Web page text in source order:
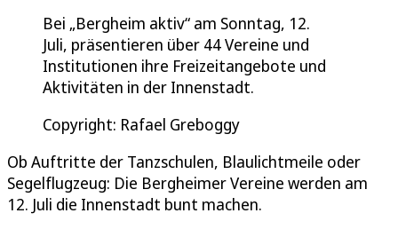
Bei „Bergheim aktiv“ am Sonntag, 12.
Juli, präsentieren über 44 Vereine und
Institutionen ihre Freizeitangebote und
Aktivitäten in der Innenstadt.
Copyright: Rafael Greboggy
Ob Auftritte der Tanzschulen, Blaulichtmeile oder
Segelflugzeug: Die Bergheimer Vereine werden am
12. Juli die Innenstadt bunt machen.